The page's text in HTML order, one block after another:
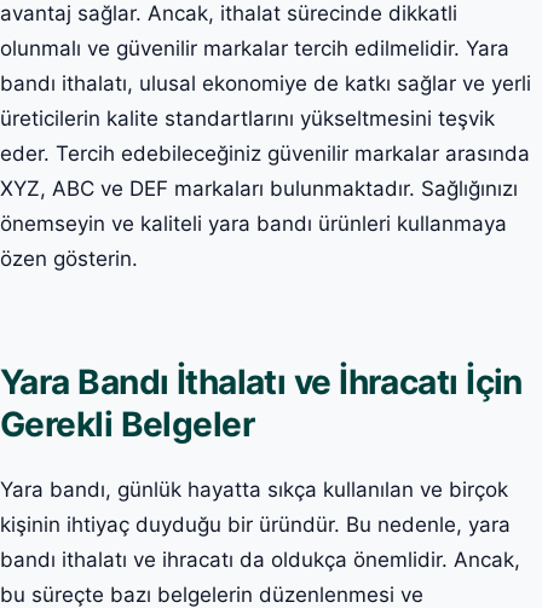
avantaj sağlar. Ancak, ithalat sürecinde dikkatli
olunmalı ve güvenilir markalar tercih edilmelidir. Yara
bandı ithalatı, ulusal ekonomiye de katkı sağlar ve yerli
üreticilerin kalite standartlarını yükseltmesini teşvik
eder. Tercih edebileceğiniz güvenilir markalar arasında
XYZ, ABC ve DEF markaları bulunmaktadır. Sağlığınızı
önemseyin ve kaliteli yara bandı ürünleri kullanmaya
özen gösterin.
Yara Bandı İthalatı ve İhracatı İçin
Gerekli Belgeler
Yara bandı, günlük hayatta sıkça kullanılan ve birçok
kişinin ihtiyaç duyduğu bir üründür. Bu nedenle, yara
bandı ithalatı ve ihracatı da oldukça önemlidir. Ancak,
bu süreçte bazı belgelerin düzenlenmesi ve